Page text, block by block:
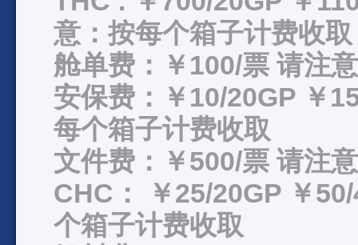
意：按每个箱子计费收取
舱单费：￥100/票 请注
安保费：￥10/20GP ￥
每个箱子计费收取
文件费：￥500/票 请注
CHC： ￥25/20GP ￥
个箱子计费收取